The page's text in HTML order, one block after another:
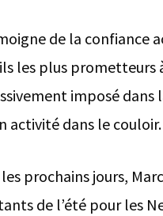
de la confiance
les plus prometteurs
imposé
activité dans le couloir.
prochains jours,
de l’été pour les